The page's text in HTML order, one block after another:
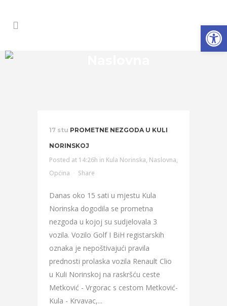
17 stu PROMETNE NEZGODA U KULI
NORINSKOJ
Posted at 14:26h in Kula Norinska, Naslovna,
Općina
Share
Danas oko 15 sati u mjestu Kula
Norinska dogodila se prometna
nezgoda u kojoj su sudjelovala 3
vozila. Vozilo Golf I BiH registarskih
oznaka je nepoštivajući pravila
prednosti prolaska vozila Renault Clio
u Kuli Norinskoj na raskršću ceste
Metković - Vrgorac s cestom Metković-
Kula - Krvavac,...